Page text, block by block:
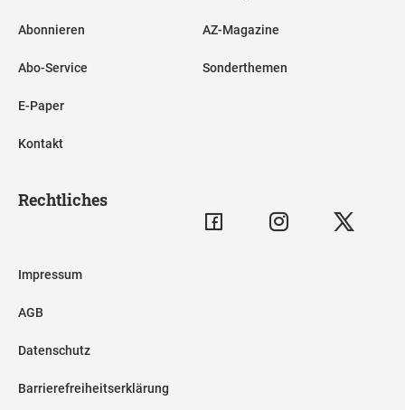
Abonnieren
Abo-Service
E-Paper
Kontakt
AZ-Magazine
Sonderthemen
Rechtliches
Impressum
AGB
Datenschutz
Barrierefreiheitserklärung